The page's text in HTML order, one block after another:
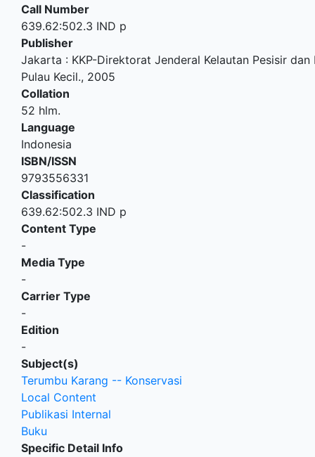
Call Number
639.62:502.3 IND p
Publisher
Jakarta : KKP-Direktorat Jenderal Kelautan Pesisir dan
Pulau Kecil., 2005
Collation
52 hlm.
Language
Indonesia
ISBN/ISSN
9793556331
Classification
639.62:502.3 IND p
Content Type
-
Media Type
-
Carrier Type
-
Edition
-
Subject(s)
Terumbu Karang -- Konservasi
Local Content
Publikasi Internal
Buku
Specific Detail Info